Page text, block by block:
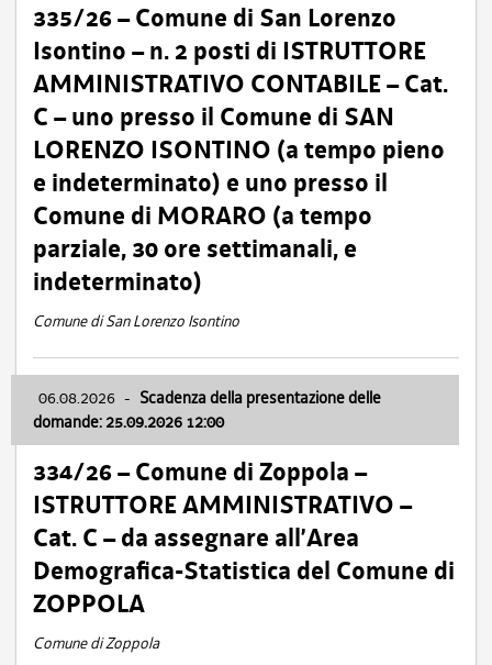
335/26 – Comune di San Lorenzo
Isontino – n. 2 posti di ISTRUTTORE
AMMINISTRATIVO CONTABILE – Cat.
C – uno presso il Comune di SAN
LORENZO ISONTINO (a tempo pieno
e indeterminato) e uno presso il
Comune di MORARO (a tempo
parziale, 30 ore settimanali, e
indeterminato)
Comune di San Lorenzo Isontino
06.08.2026 - Scadenza della presentazione delle
domande: 25.09.2026 12:00
334/26 – Comune di Zoppola –
ISTRUTTORE AMMINISTRATIVO –
Cat. C – da assegnare all’Area
Demografica-Statistica del Comune di
ZOPPOLA
Comune di Zoppola